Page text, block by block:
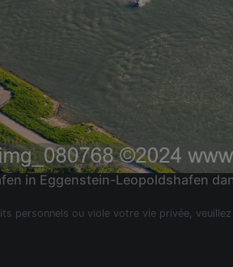
in Eggenstein-Leopoldshafen
personnels ou viole votre vie privée,